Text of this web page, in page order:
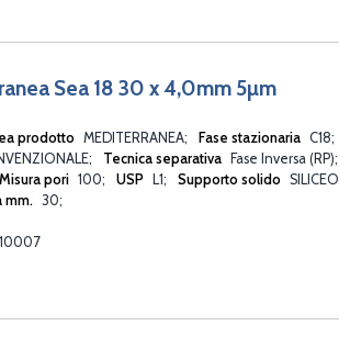
Sea 18 30 x 4,0mm 5µm
prodotto MEDITERRANEA Fase stazionaria C18
Tecnica separativa
Fase Inversa (RP)
Misura pori 100 USP L1 Supporto solido SILICEO
mm.
30